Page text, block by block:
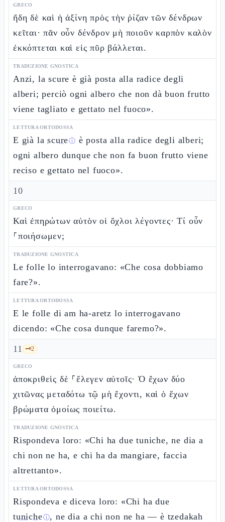
GRECO
ἤδη δὲ καὶ ἡ ἀξίνη πρὸς τὴν ῥίζαν τῶν δένδρων
κεῖται· πᾶν οὖν δένδρον μὴ ποιοῦν καρπὸν καλὸν
ἐκκόπτεται καὶ εἰς πῦρ βάλλεται.
TRADUZIONE GNOSTICA
Anzi, la scure è già posta alla radice degli
alberi; perciò ogni albero che non dà buon frutto
viene tagliato e gettato nel fuoco».
LETTURA ORTODOSSA
E già lascureⓘ è posta alla radice degli alberi;
ogni albero dunque che non fa buon frutto viene
reciso e gettato nel fuoco».
10
GRECO
Καὶ ἐπηρώτων αὐτὸν οἱ ὄχλοι λέγοντες· Τί οὖν
⸀ποιήσωμεν;
TRADUZIONE GNOSTICA
Le folle lo interrogavano: «Che cosa dobbiamo
fare?».
LETTURA ORTODOSSA
E le folle di am ha-aretz lo interrogavano
dicendo: «Che cosa dunque faremo?».
11 🗝️2
GRECO
ἀποκριθεὶς δὲ ⸀ἔλεγεν αὐτοῖς· Ὁ ἔχων δύο
χιτῶνας μεταδότω τῷ μὴ ἔχοντι, καὶ ὁ ἔχων
βρώματα ὁμοίως ποιείτω.
TRADUZIONE GNOSTICA
Rispondeva loro: «Chi ha due tuniche, ne dia a
chi non ne ha, e chi ha da mangiare, faccia
altrettanto».
LETTURA ORTODOSSA
Rispondeva e diceva loro: «Chi ha due
tunicheⓘ, ne dia a chi non ne ha — è tzedakah